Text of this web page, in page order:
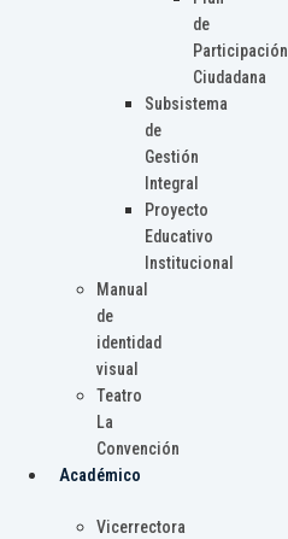
de
Participación
Ciudadana
Subsistema
de
Gestión
Integral
Proyecto
Educativo
Institucional
Manual
de
identidad
visual
Teatro
La
Convención
Académico
Vicerrectora